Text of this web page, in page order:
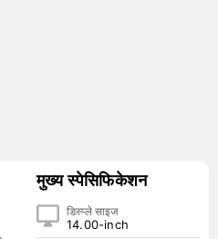
मुख्य स्पेसिफिकेशन
डिस्प्ले साइज
14.00-inch